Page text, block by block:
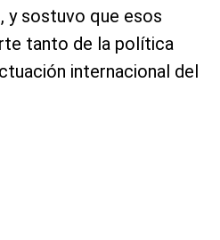
y sostuvo que esos
tanto de la política
internacional del